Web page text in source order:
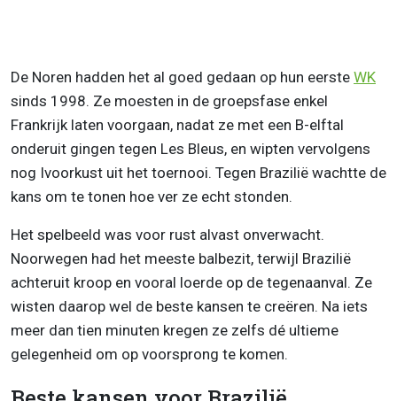
De Noren hadden het al goed gedaan op hun eerste WK
sinds 1998. Ze moesten in de groepsfase enkel
Frankrijk laten voorgaan, nadat ze met een B-elftal
onderuit gingen tegen Les Bleus, en wipten vervolgens
nog Ivoorkust uit het toernooi. Tegen Brazilië wachtte de
kans om te tonen hoe ver ze echt stonden.
Het spelbeeld was voor rust alvast onverwacht.
Noorwegen had het meeste balbezit, terwijl Brazilië
achteruit kroop en vooral loerde op de tegenaanval. Ze
wisten daarop wel de beste kansen te creëren. Na iets
meer dan tien minuten kregen ze zelfs dé ultieme
gelegenheid om op voorsprong te komen.